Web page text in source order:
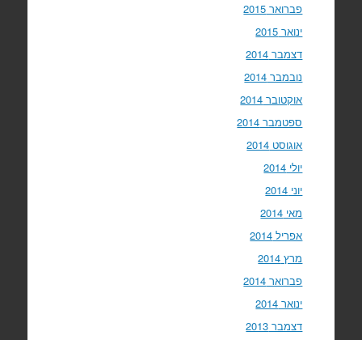
פברואר 2015
ינואר 2015
דצמבר 2014
נובמבר 2014
אוקטובר 2014
ספטמבר 2014
אוגוסט 2014
יולי 2014
יוני 2014
מאי 2014
אפריל 2014
מרץ 2014
פברואר 2014
ינואר 2014
דצמבר 2013